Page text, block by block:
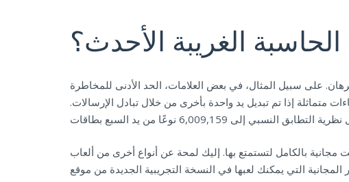
الحاسبة الغريبة الأحدث؟
الحد الأدنى والحد الأقصى للرهان. على سبيل المثال، في بعض العلامات، الحد الأدنى للمخاطرة
بعض العطاءات متماثلة إذا تم تبديل يد واحدة بأخرى من خلال تبادل الإرسالات.
بالكامل لتستمتع بها. إليك لمحة عن أنواع أخرى من ألعاب